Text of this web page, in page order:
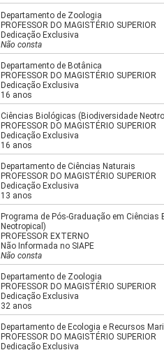
Departamento de Zoologia
PROFESSOR DO MAGISTÉRIO SUPERIOR
Dedicação Exclusiva
Não consta
Departamento de Botânica
PROFESSOR DO MAGISTÉRIO SUPERIOR
Dedicação Exclusiva
16 anos
Ciências Biológicas (Biodiversidade
PROFESSOR DO MAGISTÉRIO SUPERIOR
Dedicação Exclusiva
16 anos
Departamento de Ciências Naturais
PROFESSOR DO MAGISTÉRIO SUPERIOR
Dedicação Exclusiva
13 anos
Programa de Pós-Graduação em
Neotropical)
PROFESSOR EXTERNO
Não Informada no SIAPE
Não consta
Departamento de Zoologia
PROFESSOR DO MAGISTÉRIO SUPERIOR
Dedicação Exclusiva
32 anos
Departamento de Ecologia e Recursos
PROFESSOR DO MAGISTÉRIO SUPERIOR
Dedicação Exclusiva